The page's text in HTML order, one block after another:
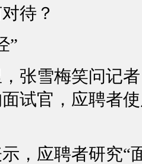
待？
”
雪梅笑问记者
试官，应聘者
应聘者研究“